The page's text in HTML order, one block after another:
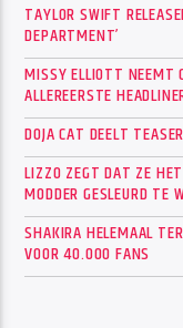
TAYLOR SWIFT
DEPARTMENT’
MISSY ELLIOTT NEEMT
ALLEREERSTE
DOJA CAT DEELT
LIZZO ZEGT DAT ZE
MODDER GESLEURD TE
SHAKIRA HELEMAAL
VOOR 40.000 FANS